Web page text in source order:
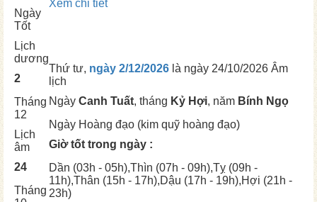
Ngày
Tốt
Xem chi tiết
Lịch
dương
2
Tháng
12
Lịch
âm
24
Tháng
Thứ tư, ngày 2/12/2026 là ngày 24/10/2026 Âm
lịch
Ngày Canh Tuất, tháng Kỷ Hợi, năm Bính Ngọ
Ngày Hoàng đạo (kim quỹ hoàng đạo)
Giờ tốt trong ngày :
Dần (03h - 05h),Thìn (07h - 09h),Tỵ (09h -
11h),Thân (15h - 17h),Dậu (17h - 19h),Hợi (21h -
23h)